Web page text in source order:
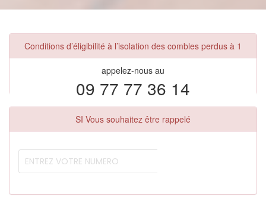
Conditions d’éligibilité à l’isolation des combles perdus à 1
appelez-nous au
09 77 77 36 14
SI Vous souhaitez être rappelé